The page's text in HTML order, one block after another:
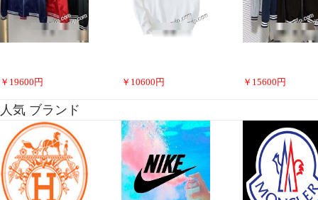
￥ 19600 円 ￥ 10600 円 ￥ 15600 円
人気 ブランド